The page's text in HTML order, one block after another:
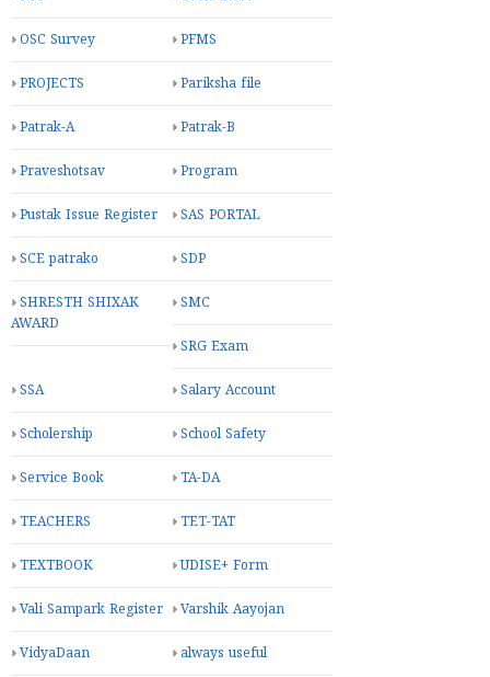
OSC Survey PFMS
PROJECTS Pariksha file
Patrak-A Patrak-B
Praveshotsav Program
Pustak Issue Register SAS PORTAL
SCE patrako SDP
SHRESTH SHIXAK
AWARD
SMC
SRG Exam
SSA Salary Account
Scholership School Safety
Service Book TA-DA
TEACHERS TET-TAT
TEXTBOOK UDISE+ Form
Vali Sampark Register Varshik Aayojan
VidyaDaan always useful